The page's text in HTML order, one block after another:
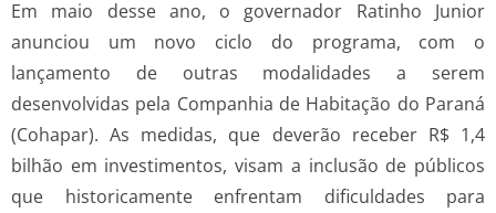
Em maio desse ano, o governador Ratinho Junior
anunciou um novo ciclo do programa, com o
lançamento de outras modalidades a serem
desenvolvidas pela Companhia de Habitação do Paraná
(Cohapar). As medidas, que deverão receber R$ 1,4
bilhão em investimentos, visam a inclusão de públicos
que historicamente enfrentam dificuldades para